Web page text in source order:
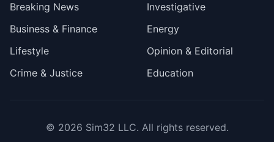
Breaking News
Business & Finance
Lifestyle
Crime & Justice
Investigative
Energy
Opinion & Editorial
Education
© 2026 Sim32 LLC. All rights reserved.